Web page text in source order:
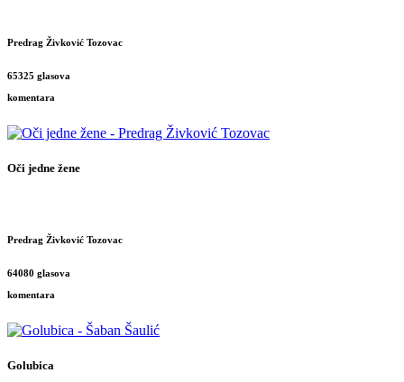
Predrag Živković Tozovac
65325 glasova
komentara
Oči jedne žene
Predrag Živković Tozovac
64080 glasova
komentara
Golubica